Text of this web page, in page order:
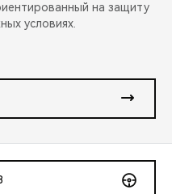
на защиту
условиях.